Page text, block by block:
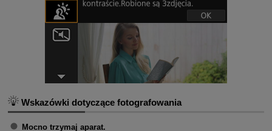
Wskazówki dotyczące fotografowania
Mocno trzymaj aparat.